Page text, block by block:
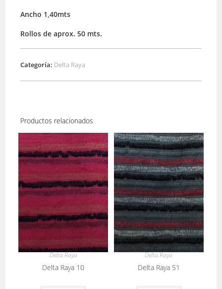
Ancho 1,40mts
Rollos de aprox. 50 mts.
Categoría: Delta Raya
Productos relacionados
Delta Raya
Delta Raya 10
Delta Raya
Delta Raya 51